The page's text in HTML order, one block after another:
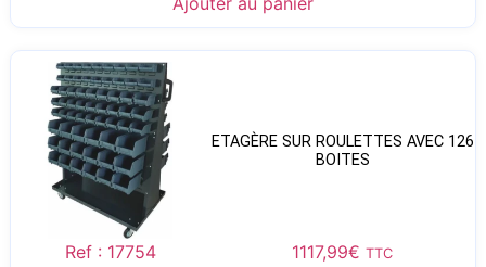
ETAGÈRE SUR ROULETTES AVEC 126
BOITES
Ref : 17754 1117,99€ TTC